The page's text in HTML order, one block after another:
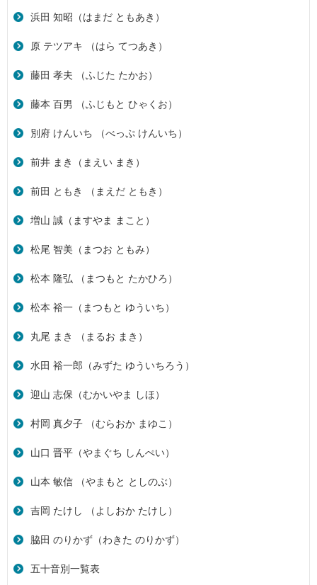
浜田 知昭（はまだ ともあき）
原 テツアキ （はら てつあき）
藤田 孝夫 （ふじた たかお）
藤本 百男 （ふじもと ひゃくお）
別府 けんいち （べっぷ けんいち）
前井 まき（まえい まき）
前田 ともき （まえだ ともき）
増山 誠（ますやま まこと）
松尾 智美（まつお ともみ）
松本 隆弘 （まつもと たかひろ）
松本 裕一（まつもと ゆういち）
丸尾 まき （まるお まき）
水田 裕一郎（みずた ゆういちろう）
迎山 志保（むかいやま しほ）
村岡 真夕子 （むらおか まゆこ）
山口 晋平（やまぐち しんぺい）
山本 敏信 （やまもと としのぶ）
吉岡 たけし （よしおか たけし）
脇田 のりかず（わきた のりかず）
五十音別一覧表